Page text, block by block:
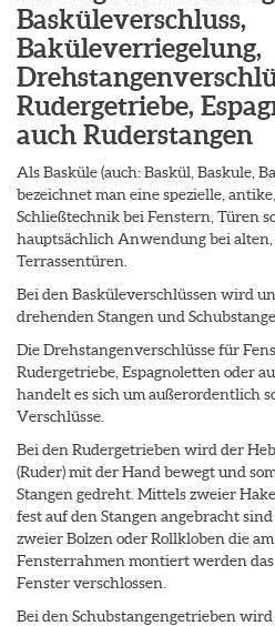
Basküleverschluss,
Baküleverriegelung,
Rudergetriebe,
auch Ruderstangen
Als Basküle (auch: Baskül, Baskule,
bezeichnet man eine spezielle,
Schließtechnik bei Fenstern, Türen
hauptsächlich Anwendung bei
Terrassentüren.
Bei den Basküleverschlüssen wird
drehenden Stangen und
Die Drehstangenverschlüsse für
Rudergetriebe, Espagnoletten oder
handelt es sich um außerordentlich
Verschlüsse.
Bei den Rudergetrieben wird der
(Ruder) mit der Hand bewegt und
Stangen gedreht. Mittels zweier
fest auf den Stangen angebracht
zweier Bolzen oder Rollkloben die am
Fensterrahmen montiert werden das
Fenster verschlossen.
Bei den Schubstangengetrieben